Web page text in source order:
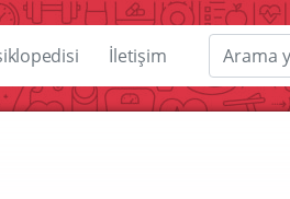
İletişim